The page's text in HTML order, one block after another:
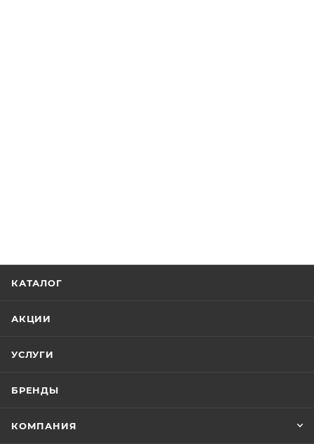
КАТАЛОГ
АКЦИИ
УСЛУГИ
БРЕНДЫ
КОМПАНИЯ